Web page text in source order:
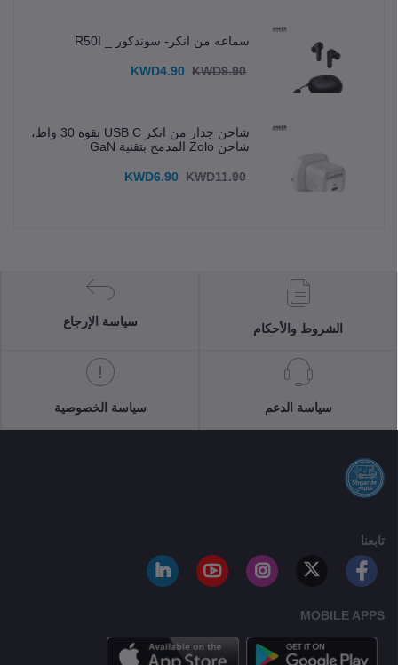
سماعه من انكر- سوندكور _ R50I
KWD4.90 KWD9.90
شاحن جدار من انكر USB C بقوة 30 واط،
شاحن Zolo المدمج بتقنية GaN
KWD6.90 KWD11.90
الشروط والأحكام
سياسة الإرجاع
سياسة الدعم سياسة الخصوصية
تابعنا
MOBILE APPS